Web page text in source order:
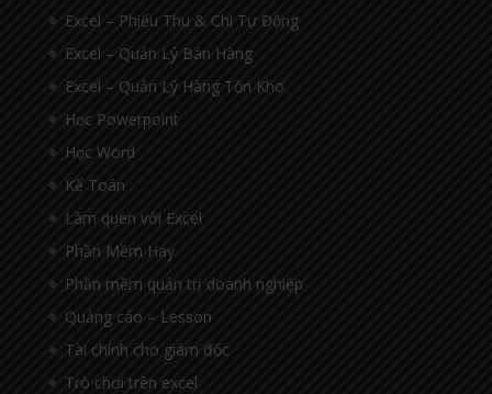
Excel – Phiếu Thu & Chi Tự Động
Excel – Quản Lý Bán Hàng
Excel – Quản Lý Hàng Tồn Kho
Học Powerpoint
Học Word
Kế Toán
Làm quen với Excel
Phần Mềm Hay
Phần mềm quản trị doanh nghiệp
Quảng cáo – Lesson
Tài chính cho giám đốc
Trò chơi trên excel